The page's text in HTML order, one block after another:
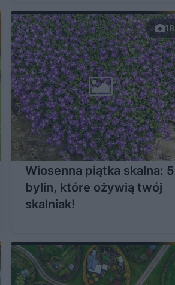
18
Wiosenna piątka skalna: 5
bylin, które ożywią twój
skalniak!